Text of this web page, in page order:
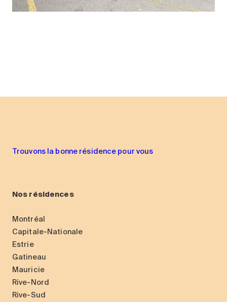
Trouvons la bonne résidence pour vous
Nos résidences
Montréal
Capitale-Nationale
Estrie
Gatineau
Mauricie
Rive-Nord
Rive-Sud